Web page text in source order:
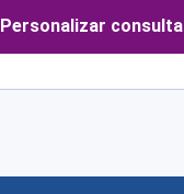
Personalizar consulta